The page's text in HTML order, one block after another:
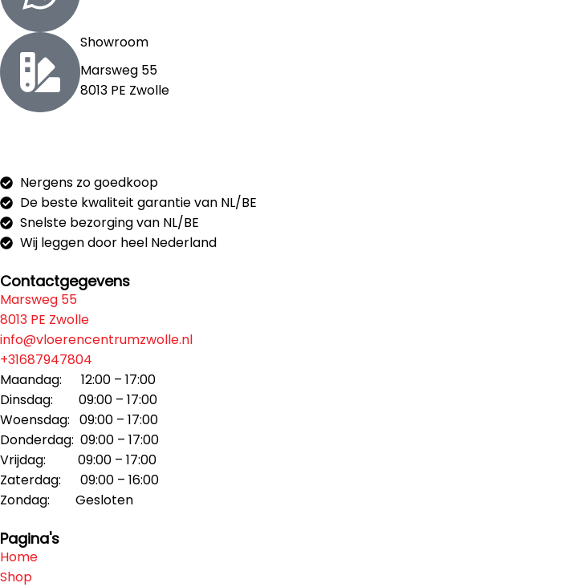
Showroom
Marsweg 55
8013 PE Zwolle
Nergens zo goedkoop
De beste kwaliteit garantie van NL/BE
Snelste bezorging van NL/BE
Wij leggen door heel Nederland
Contactgegevens
Marsweg 55
8013 PE Zwolle
info@vloerencentrumzwolle.nl
+31687947804
Maandag: 12:00 – 17:00
Dinsdag: 09:00 – 17:00
Woensdag: 09:00 – 17:00
Donderdag: 09:00 – 17:00
Vrijdag: 09:00 – 17:00
Zaterdag: 09:00 – 16:00
Zondag: Gesloten
Pagina's
Home
Shop